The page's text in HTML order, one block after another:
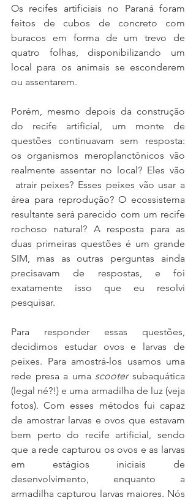
Os recifes artificiais no Paraná foram
feitos de cubos de concreto com
buracos em forma de um trevo de
quatro folhas, disponibilizando um
local para os animais se esconderem
ou assentarem.
Porém, mesmo depois da construção
do recife artificial, um monte de
questões continuavam sem resposta:
os organismos meroplanctônicos vão
realmente assentar no local? Eles vão
atrair peixes? Esses peixes vão usar a
área para reprodução? O ecossistema
resultante será parecido com um recife
rochoso natural? A resposta para as
duas primeiras questões é um grande
SIM, mas as outras perguntas ainda
precisavam de respostas, e foi
exatamente isso que eu resolvi
pesquisar.
Para responder essas questões,
decidimos estudar ovos e larvas de
peixes. Para amostrá-los usamos uma
rede presa a uma scooter subaquática
(legal né?!) e uma armadilha de luz (veja
fotos). Com esses métodos fui capaz
de amostrar larvas e ovos que estavam
bem perto do recife artificial, sendo
que a rede capturou os ovos e as larvas
em estágios iniciais de
desenvolvimento, enquanto a
armadilha capturou larvas maiores. Nós